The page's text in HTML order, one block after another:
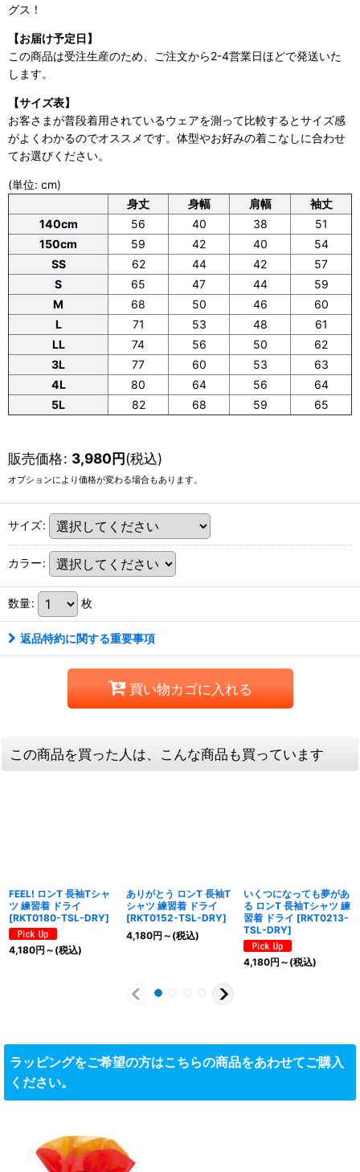
グス！
【お届け予定日】
この商品は受注生産のため、ご注文から2-4営業日ほどで発送いた
します。
【サイズ表】
お客さまが普段着用されているウェアを測って比較するとサイズ感
がよくわかるのでオススメです。体型やお好みの着こなしに合わせ
てお選びください。
(単位: cm)
身丈
身幅 肩幅
袖丈
140cm
56 40 38
51
150cm
59 42 40
54
SS
62 44 42
57
S
65 47 44
59
M
68 50 46
60
L
71 53 48
61
LL
74 56 50
62
3L
77 60 53
63
4L
80 64 56
64
5L
82 68 59 65
販売価格: 3,980円(税込)
オプションにより価格が変わる場合もあります。
サイズ:
カラー:
数量: 枚
返品特約に関する重要事項
買い物カゴに入れる
この商品を買った人は、こんな商品も買っています
FEEL! ロンT 長袖Tシャ
ツ 練習着 ドライ
[RKT0180-TSL-DRY]
4,180円 ～ (税込)
ありがとう ロンT 長袖T
シャツ 練習着 ドライ
[RKT0152-TSL-DRY]
4,180円 ～ (税込)
いくつになっても夢があ
る ロンT 長袖Tシャツ 練
習着 ドライ [RKT0213-
TSL-DRY]
4,180円 ～ (税込)
ラッピングをご希望の方はこちらの商品をあわせてご購入
ください。